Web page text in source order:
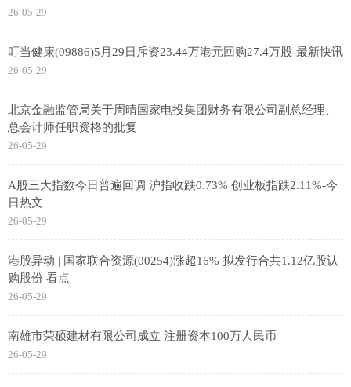
26-05-29
叮当健康(09886)5月29日斥资23.44万港元回购27.4万股-最新快讯
26-05-29
北京金融监管局关于周晴国家电投集团财务有限公司副总经理、
总会计师任职资格的批复
26-05-29
A股三大指数今日普遍回调 沪指收跌0.73% 创业板指跌2.11%-今
日热文
26-05-29
港股异动 | 国家联合资源(00254)涨超16% 拟发行合共1.12亿股认
购股份 看点
26-05-29
南雄市荣硕建材有限公司成立 注册资本100万人民币
26-05-29